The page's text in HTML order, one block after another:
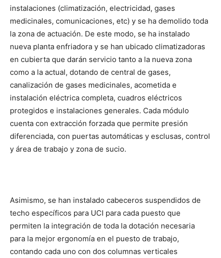
instalaciones (climatización, electricidad, gases
medicinales, comunicaciones, etc) y se ha demolido toda
la zona de actuación. De este modo, se ha instalado
nueva planta enfriadora y se han ubicado climatizadoras
en cubierta que darán servicio tanto a la nueva zona
como a la actual, dotando de central de gases,
canalización de gases medicinales, acometida e
instalación eléctrica completa, cuadros eléctricos
protegidos e instalaciones generales. Cada módulo
cuenta con extracción forzada que permite presión
diferenciada, con puertas automáticas y esclusas, control
y área de trabajo y zona de sucio.
Asimismo, se han instalado cabeceros suspendidos de
techo específicos para UCI para cada puesto que
permiten la integración de toda la dotación necesaria
para la mejor ergonomía en el puesto de trabajo,
contando cada uno con dos columnas verticales